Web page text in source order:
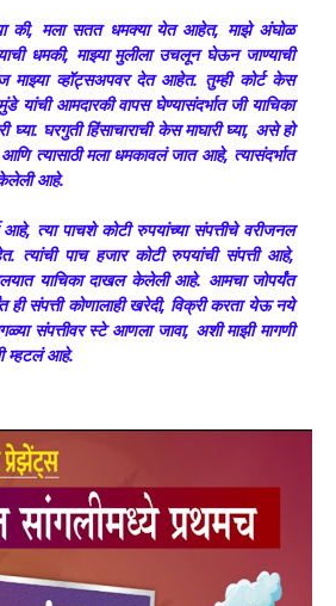
की, मला सतत धमक्या येत आहेत, माझे अंघोळ
धमकी, माझ्या मुलीला उचलून घेऊन जाण्याची
माझ्या व्हॉट्सअपवर देत आहेत. तुम्ही कोर्ट केस
यांची आमदारकी वापस घेण्यासंदर्भात जी याचिका
घरगुती हिंसाचाराची केस माघारी घ्या, असे हो
त्यासाठी मला धमकावलं जात आहे, त्यासंदर्भात
आहे.
त्या पाचशे कोटी रुपयांच्या संपत्तीचे वरीजनल
त्यांची पाच हजार कोटी रुपयांची संपत्ती आहे,
याचिका दाखल केलेली आहे. आमचा जोपर्यंत
ही संपत्ती कोणालाही खरेदी, विक्री करता येऊ नये
संपत्तीवर स्टे आणला जावा, अशी माझी मागणी
म्हटलं आहे.